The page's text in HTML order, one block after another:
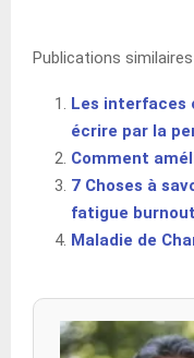
Publications similaires
Les interfaces
écrire par la
Comment
7 Choses à
fatigue burnout
Maladie de